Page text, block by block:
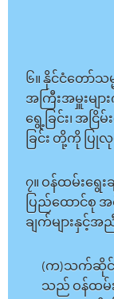
၆။ နိုင်ငံတော်
အကြီးအမှူးမျာ
ရွေ့ခြင်း၊ အငြိ
ခြင်း တို့ကို ပြု
၇။ ဝန်ထမ်းရွေး
ပြည်ထောင်စု
ချက်များနှင့်အ
(က)သက်ဆိုင်ရ
သည် ဝန်ထမ်